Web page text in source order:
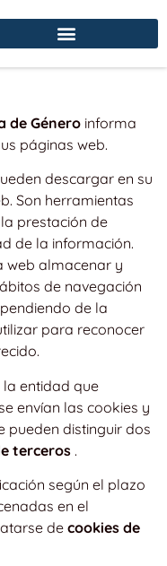
de Género informa
páginas web.
descargar en su
Son herramientas
prestación de
de la información.
web almacenar y
de navegación
de la
para reconocer
la entidad que
envían las cookies y
pueden distinguir dos
terceros .
según el plazo
en el
de cookies de